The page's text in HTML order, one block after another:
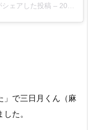
ェアした投稿 – 2020年 3月月19日午前4時01分PDT
」で三日月くん（麻
た。